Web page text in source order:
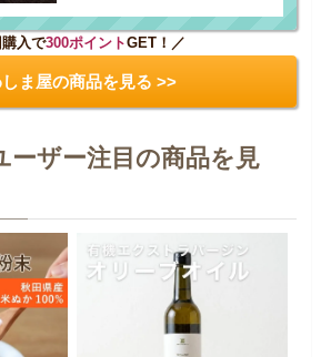
入で300ポイントGET！／
ま屋の商品を見る >>
ーザー注目の商品を見